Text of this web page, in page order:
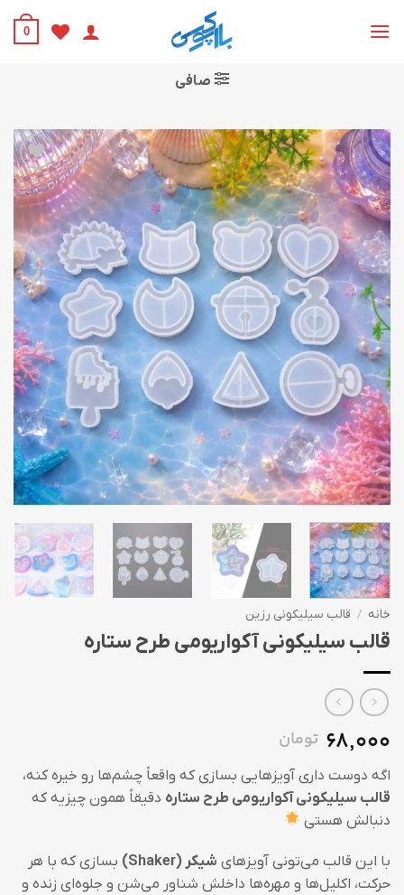
0
صافی
افزودن
به
علاقه
مندی
ها
خانه / قالب سیلیکونی رزین
قالب سیلیکونی آکواریومی طرح ستاره
68,000 تومان
اگه دوست داری آویزهایی بسازی که واقعاً چشم‌ها رو خیره کنه،
قالب سیلیکونی آکواریومی طرح ستاره دقیقاً همون چیزیه که
دنبالش هستی
با این قالب می‌تونی آویزهای شیکر (Shaker)
بسازی که با هر
حرکت، اکلیل‌ها و مهره‌ها داخلش شناور می‌شن و جلوه‌ای زنده و